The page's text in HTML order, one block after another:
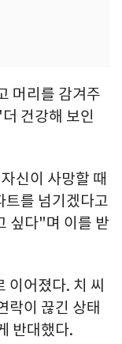
머리를 감겨주
건강해 보인
신이 사망할 때
트를 넘기겠다고
싶다"며 이를 받
이어졌다. 치 씨
락이 끊긴 상태
반대했다.